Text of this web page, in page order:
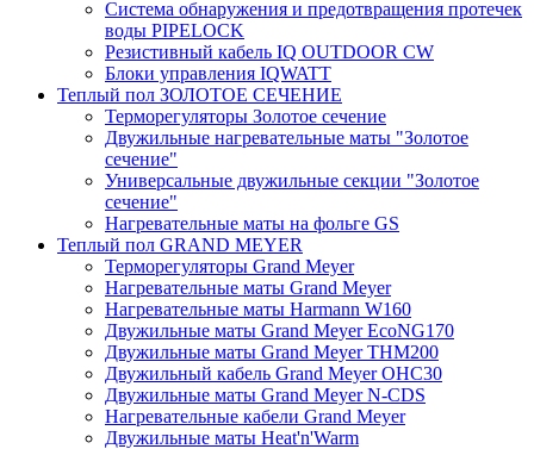
Система обнаружения и предотвращения протечек
воды PIPELOCK
Резистивный кабель IQ OUTDOOR CW
Блоки управления IQWATT
Теплый пол ЗОЛОТОЕ СЕЧЕНИЕ
Терморегуляторы Золотое сечение
Двужильные нагревательные маты "Золотое
сечение"
Универсальные двужильные секции "Золотое
сечение"
Нагревательные маты на фольге GS
Теплый пол GRAND MEYER
Терморегуляторы Grand Meyer
Нагревательные маты Grand Meyer
Нагревательные маты Harmann W160
Двужильные маты Grand Meyer EcoNG170
Двужильные маты Grand Meyer THM200
Двужильный кабель Grand Meyer OHC30
Двужильные маты Grand Meyer N-CDS
Нагревательные кабели Grand Meyer
Двужильные маты Heat'n'Warm